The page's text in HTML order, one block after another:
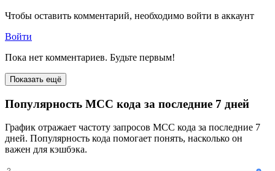
Чтобы оставить комментарий, необходимо войти в аккаунт
Войти
Пока нет комментариев. Будьте первым!
Показать ещё
Популярность MCC кода за последние 7 дней
График отражает частоту запросов MCC кода за последние 7
дней. Популярность кода помогает понять, насколько он
важен для кэшбэка.